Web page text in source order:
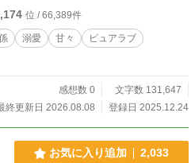
物語を楽しめるようになっております 前
人物の理解度が深まりますので、もしよ
で頂けますと幸いです
位 / 66,389件
溺愛 甘々
ピュアラブ
感想数 0
文字数 131,647
終更新日 2026.08.08
登録日 2025.12.24
お気に入り追加 2,033